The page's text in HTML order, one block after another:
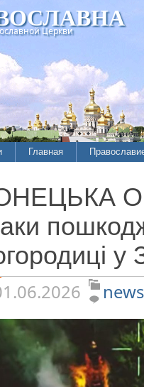
Церкви
прав
хроника
ереси, секты
власть
и общество
Главная
История
Хроники
у
news